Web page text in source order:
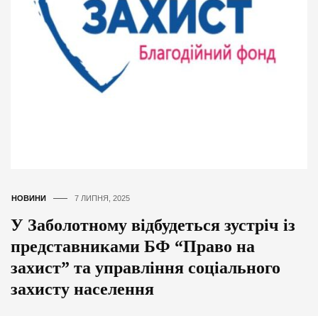
НОВИНИ 7 ЛИПНЯ, 2025
У Заболотному відбудеться зустріч із
представниками БФ “Право на
захист” та управління соціального
захисту населення